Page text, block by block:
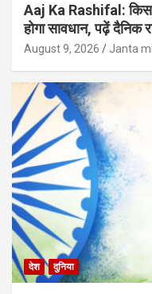
Aaj Ka Rashifal: किस
होगा सावधान, पढ़ें दैनिक
August 9, 2026 Janta
देश दुनिया